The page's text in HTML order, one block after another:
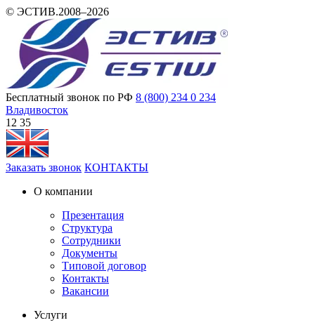
© ЭСТИВ.2008–2026
Бесплатный звонок по РФ 8 (800) 234 0 234
Владивосток
12:35
Заказать звонок КОНТАКТЫ
О компании
Презентация
Структура
Сотрудники
Документы
Типовой договор
Контакты
Вакансии
Услуги